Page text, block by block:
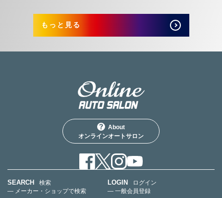
もっと見る
About
オンラインオートサロン
SEARCH
検索
— メーカー・ショップで検索
LOGIN
ログイン
— 一般会員登録